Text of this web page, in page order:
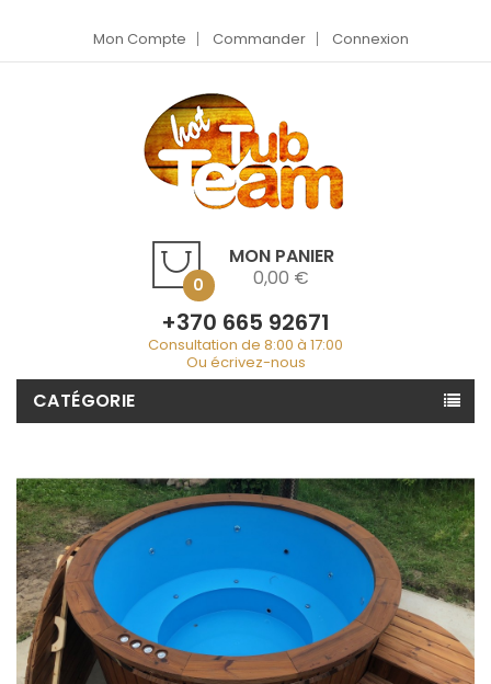
Mon Compte Commander Connexion
MON PANIER
0 0,00 €
+370 665 92671
Consultation de 8:00 à 17:00
Ou écrivez-nous
CATÉGORIE